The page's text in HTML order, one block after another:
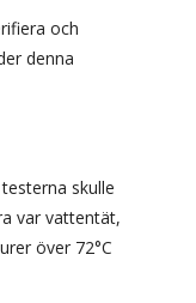
och
denna
skulle
var vattentät,
över 72°C